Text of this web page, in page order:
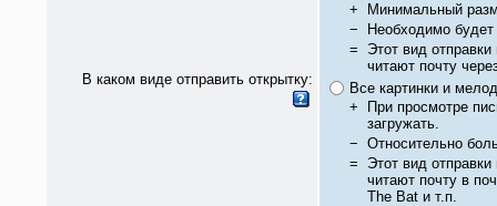
В каком виде отправить открытку:
+
Минимальный
−
Необходимо будет
= Этот вид
читают почту
Все картинки и
+
При просмотре
загружать.
− Относительно
= Этот вид
читают почту в
The Bat и т.п.